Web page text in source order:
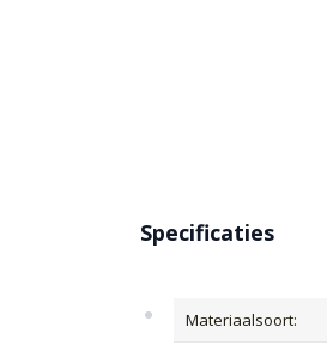
Specificaties
Materiaalsoort: